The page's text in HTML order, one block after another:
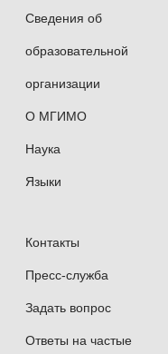
Сведения об
образовательной
организации
О МГИМО
Наука
Языки
Контакты
Пресс-служба
Задать вопрос
Ответы на частые